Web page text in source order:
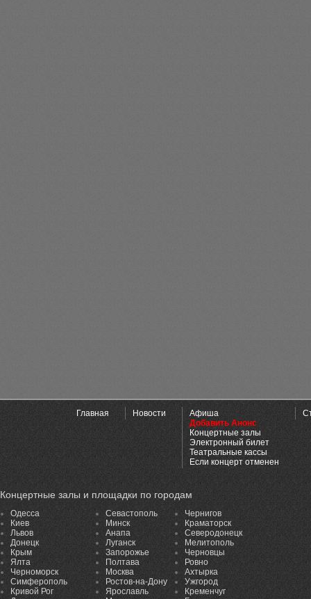
Главная Новости
Афиша
Добавить Анонс
Концертные залы
Электронный билет
Театральные кассы
Если концерт отменен
Концертные залы и площадки по городам
Одесса
Киев
Львов
Донецк
Крым
Ялта
Черноморск
Симферополь
Кривой Рог
Севастополь
Минск
Анапа
Луганск
Запорожье
Полтава
Москва
Ростов-на-Дону
Ярославль
Чернигов
Краматорск
Северодонецк
Мелитополь
Черновцы
Ровно
Ахтырка
Ужгород
Кременчуг